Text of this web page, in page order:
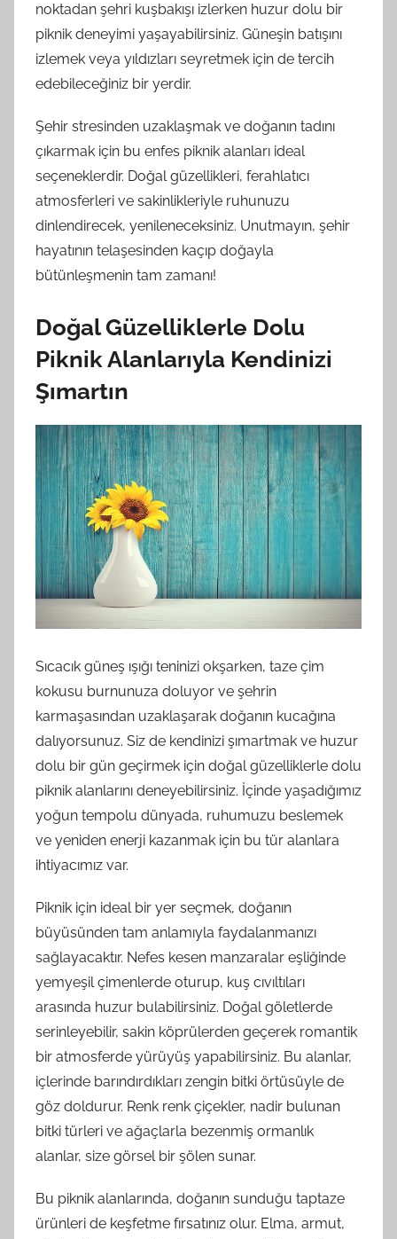
noktadan şehri kuşbakışı izlerken huzur dolu bir
piknik deneyimi yaşayabilirsiniz. Güneşin batışını
izlemek veya yıldızları seyretmek için de tercih
edebileceğiniz bir yerdir.
Şehir stresinden uzaklaşmak ve doğanın tadını
çıkarmak için bu enfes piknik alanları ideal
seçeneklerdir. Doğal güzellikleri, ferahlatıcı
atmosferleri ve sakinlikleriyle ruhunuzu
dinlendirecek, yenileneceksiniz. Unutmayın, şehir
hayatının telaşesinden kaçıp doğayla
bütünleşmenin tam zamanı!
Doğal Güzelliklerle Dolu
Piknik Alanlarıyla Kendinizi
Şımartın
Sıcacık güneş ışığı teninizi okşarken, taze çim
kokusu burnunuza doluyor ve şehrin
karmaşasından uzaklaşarak doğanın kucağına
dalıyorsunuz. Siz de kendinizi şımartmak ve huzur
dolu bir gün geçirmek için doğal güzelliklerle dolu
piknik alanlarını deneyebilirsiniz. İçinde yaşadığımız
yoğun tempolu dünyada, ruhumuzu beslemek
ve yeniden enerji kazanmak için bu tür alanlara
ihtiyacımız var.
Piknik için ideal bir yer seçmek, doğanın
büyüsünden tam anlamıyla faydalanmanızı
sağlayacaktır. Nefes kesen manzaralar eşliğinde
yemyeşil çimenlerde oturup, kuş cıvıltıları
arasında huzur bulabilirsiniz. Doğal göletlerde
serinleyebilir, sakin köprülerden geçerek romantik
bir atmosferde yürüyüş yapabilirsiniz. Bu alanlar,
içlerinde barındırdıkları zengin bitki örtüsüyle de
göz doldurur. Renk renk çiçekler, nadir bulunan
bitki türleri ve ağaçlarla bezenmiş ormanlık
alanlar, size görsel bir şölen sunar.
Bu piknik alanlarında, doğanın sunduğu taptaze
ürünleri de keşfetme fırsatınız olur. Elma, armut,